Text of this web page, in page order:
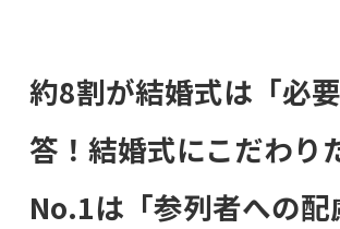
約8割が結婚式は「必
答！結婚式にこだわり
No.1は「参列者への配